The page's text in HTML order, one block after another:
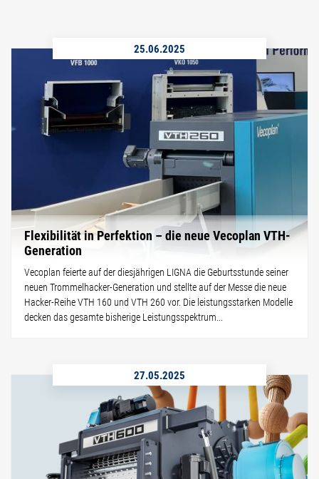
25.06.2025
Flexibilität in Perfektion – die neue Vecoplan VTH-
Generation
Vecoplan feierte auf der diesjährigen LIGNA die Geburtsstunde seiner
neuen Trommelhacker-Generation und stellte auf der Messe die neue
Hacker-Reihe VTH 160 und VTH 260 vor. Die leistungsstarken Modelle
decken das gesamte bisherige Leistungsspektrum...
27.05.2025